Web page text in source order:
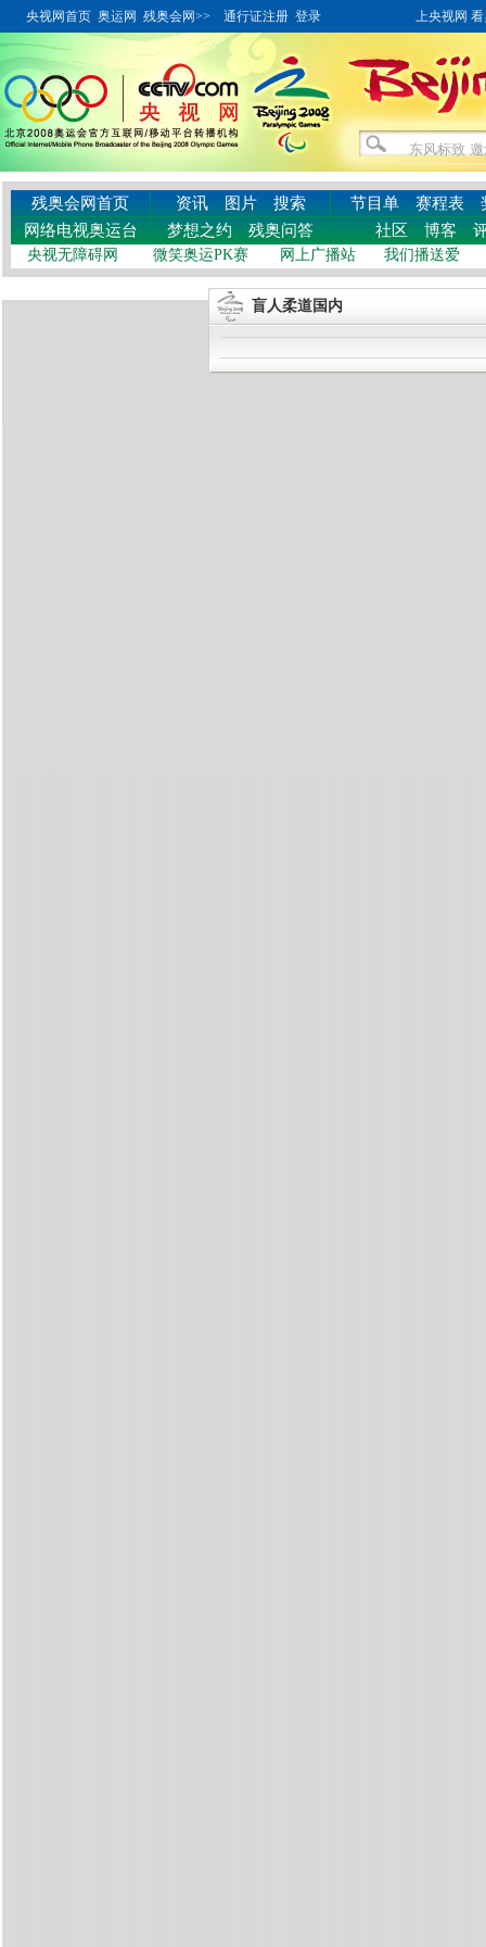
央视网首页 奥运网 残奥会网>> 通行证注册 登录 上央视网 看奥
残奥会网首页 资讯 图片 搜索 节目单 赛程表
网络电视奥运台
梦想之约 残奥问答 社区 博客
央视无障碍网 微笑奥运PK赛 网上广播站 我们播送爱
盲人柔道国内